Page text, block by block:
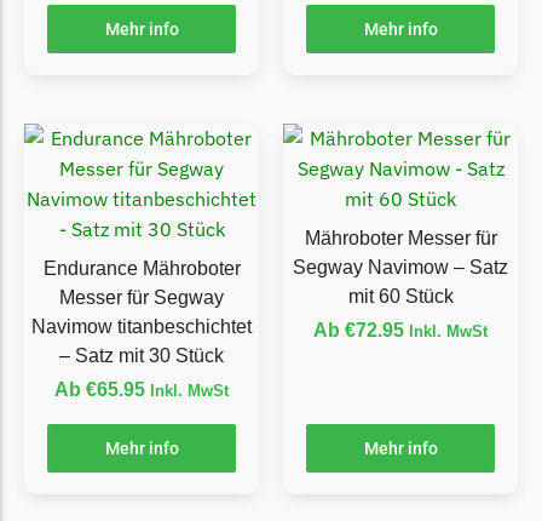
Orbex
Orbex Messer
Begrenzungsdraht
Philips
Philips Messer
Begrenzungsdraht
Powerplus
Powerplus Messer
Begrenzungsdraht
Mehr info Mehr info
Endurance Mähroboter
Messer für Segway
Navimow titanbeschichtet
– Satz mit 30 Stück
Ab €65.95 Inkl. MwSt
Mehr info
Mähroboter Messer für
Segway Navimow – Satz
mit 60 Stück
Ab €72.95 Inkl. MwSt
Mehr info